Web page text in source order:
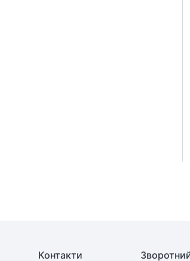
Контакти